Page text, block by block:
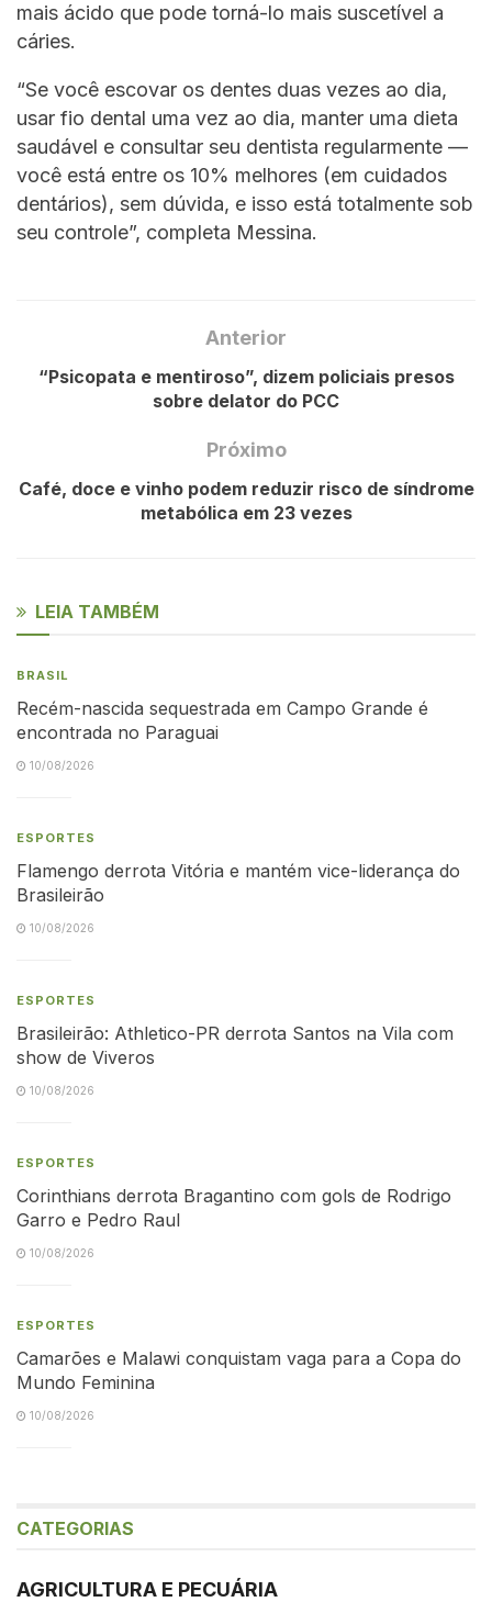
mais ácido que pode torná-lo mais suscetível a
cáries.
“Se você escovar os dentes duas vezes ao dia,
usar fio dental uma vez ao dia, manter uma dieta
saudável e consultar seu dentista regularmente ––
você está entre os 10% melhores (em cuidados
dentários), sem dúvida, e isso está totalmente sob
seu controle”, completa Messina.
Anterior
“Psicopata e mentiroso”, dizem policiais presos
sobre delator do PCC
Próximo
Café, doce e vinho podem reduzir risco de síndrome
metabólica em 23 vezes
LEIA TAMBÉM
BRASIL
Recém-nascida sequestrada em Campo Grande é
encontrada no Paraguai
10/08/2026
ESPORTES
Flamengo derrota Vitória e mantém vice-liderança do
Brasileirão
10/08/2026
ESPORTES
Brasileirão: Athletico-PR derrota Santos na Vila com
show de Viveros
10/08/2026
ESPORTES
Corinthians derrota Bragantino com gols de Rodrigo
Garro e Pedro Raul
10/08/2026
ESPORTES
Camarões e Malawi conquistam vaga para a Copa do
Mundo Feminina
10/08/2026
CATEGORIAS
AGRICULTURA E PECUÁRIA